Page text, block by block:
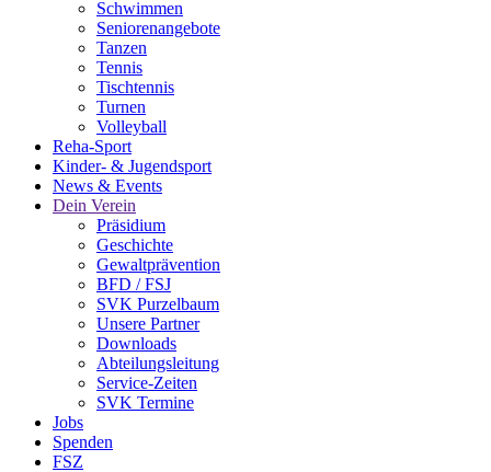
Schwimmen
Seniorenangebote
Tanzen
Tennis
Tischtennis
Turnen
Volleyball
Reha-Sport
Kinder- & Jugendsport
News & Events
Dein Verein
Präsidium
Geschichte
Gewaltprävention
BFD / FSJ
SVK Purzelbaum
Unsere Partner
Downloads
Abteilungsleitung
Service-Zeiten
SVK Termine
Jobs
Spenden
FSZ